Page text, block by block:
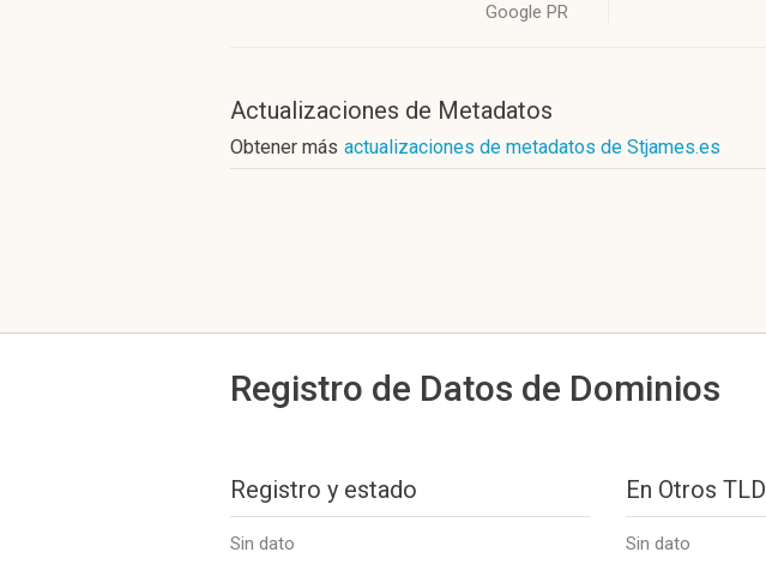
Google PR
Actualizaciones de Metadatos
Obtener más actualizaciones de metadatos de Stjames.es
Registro de Datos de Dominios
Registro y estado
Sin dato
En Otros TLD
Sin dato